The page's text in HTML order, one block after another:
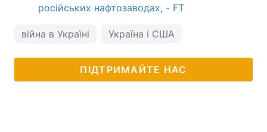
російських нафтозаводах, - FT
війна в Україні Україна і США
ПІДТРИМАЙТЕ НАС